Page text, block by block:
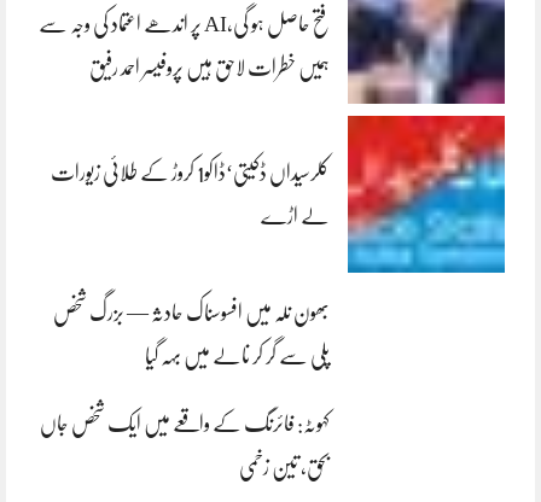
فتح حاصل ہو گی،AI پر اندھے اعتماد کی وجہ سے
ہمیں خطرات لاحق ہیں پروفیسر احمد رفیق
کلرسیداں ڈکیتی‘ڈاکو1 کروڑ کے طلائی زیورات
لے اڑے
بھون نلہ میں افسوسناک حادثہ — بزرگ شخص
پلی سے گر کر نالے میں بہہ گیا
کہوٹہ: فائرنگ کے واقعے میں ایک شخص جاں
بحق، تین زخمی